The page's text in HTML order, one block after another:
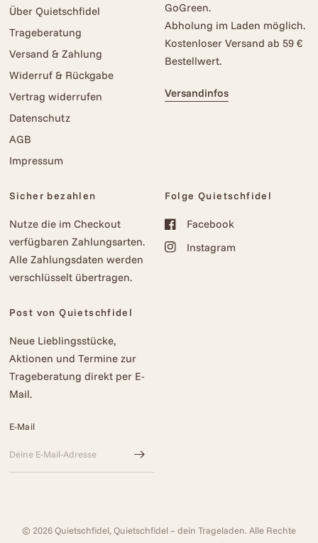
Über Quietschfidel
Trageberatung
Versand & Zahlung
Widerruf & Rückgabe
Vertrag widerrufen
Datenschutz
AGB
Impressum
GoGreen.
Abholung im Laden möglich.
Kostenloser Versand ab 59 €
Bestellwert.
Versandinfos
Sicher bezahlen
Nutze die im Checkout
verfügbaren Zahlungsarten.
Alle Zahlungsdaten werden
verschlüsselt übertragen.
Folge Quietschfidel
Facebook
Instagram
Post von Quietschfidel
Neue Lieblingsstücke,
Aktionen und Termine zur
Trageberatung direkt per E-
Mail.
E-Mail
© 2026 Quietschfidel, Quietschfidel – dein Trageladen. Alle Rechte